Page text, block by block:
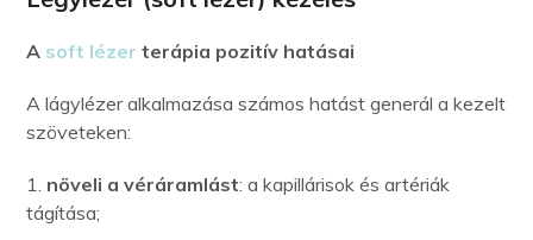
A soft lézer terápia pozitív hatásai
A lágylézer alkalmazása számos hatást generál a kezelt
szöveteken:
1. növeli a véráramlást: a kapillárisok és artériák
tágítása;